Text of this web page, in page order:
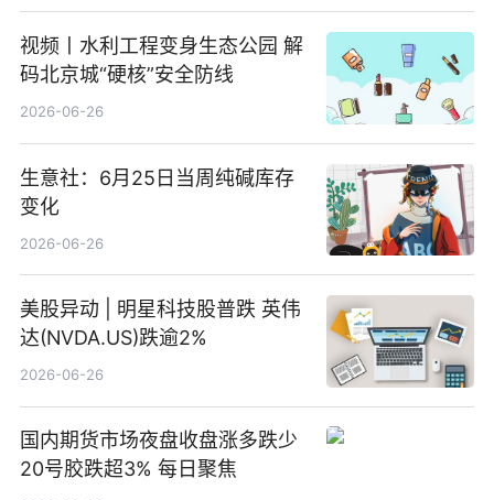
视频丨水利工程变身生态公园 解
码北京城“硬核”安全防线
2026-06-26
生意社：6月25日当周纯碱库存
变化
2026-06-26
美股异动 | 明星科技股普跌 英伟
达(NVDA.US)跌逾2%
2026-06-26
国内期货市场夜盘收盘涨多跌少
20号胶跌超3% 每日聚焦